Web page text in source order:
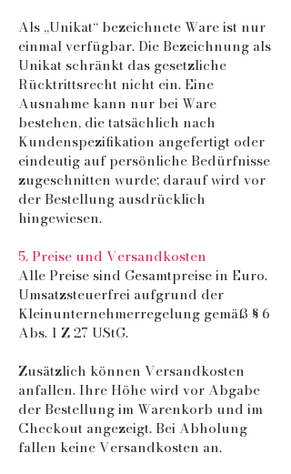
Als „Unikat“ bezeichnete Ware ist nur
einmal verfügbar. Die Bezeichnung als
Unikat schränkt das gesetzliche
Rücktrittsrecht nicht ein. Eine
Ausnahme kann nur bei Ware
bestehen, die tatsächlich nach
Kundenspezifikation angefertigt oder
eindeutig auf persönliche Bedürfnisse
zugeschnitten wurde; darauf wird vor
der Bestellung ausdrücklich
hingewiesen.
5. Preise und Versandkosten
Alle Preise sind Gesamtpreise in Euro.
Umsatzsteuerfrei aufgrund der
Kleinunternehmerregelung gemäß § 6
Abs. 1 Z 27 UStG.
Zusätzlich können Versandkosten
anfallen. Ihre Höhe wird vor Abgabe
der Bestellung im Warenkorb und im
Checkout angezeigt. Bei Abholung
fallen keine Versandkosten an.